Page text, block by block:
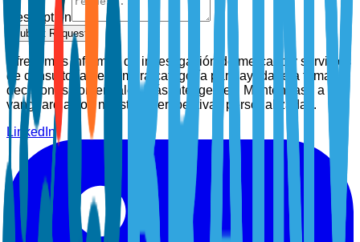
Description
Submit Request
Ofrecemos informes de investigación de mercado y servicios
de consultoría de primera categoría para ayudarle a tomar
decisiones comerciales más inteligentes. Manténgase a la
vanguardia con nuestras perspectivas personalizadas.
LinkedIn